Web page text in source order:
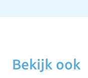
Bekijk ook